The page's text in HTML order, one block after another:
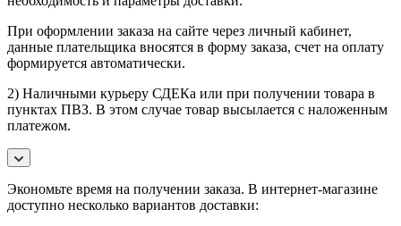
При оформлении заказа на сайте через личный кабинет,
данные плательщика вносятся в форму заказа, счет на оплату
формируется автоматически.
2) Наличными курьеру СДЕКа или при получении товара в
пунктах ПВЗ. В этом случае товар высылается с наложенным
платежом.
Экономьте время на получении заказа. В интернет-магазине
доступно несколько вариантов доставки: